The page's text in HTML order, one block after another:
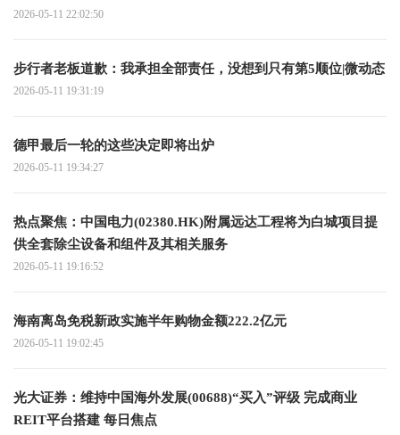
2026-05-11 22:02:50
步行者老板道歉：我承担全部责任，没想到只有第5顺位|微动态
2026-05-11 19:31:19
德甲最后一轮的这些决定即将出炉
2026-05-11 19:34:27
热点聚焦：中国电力(02380.HK)附属远达工程将为白城项目提
供全套除尘设备和组件及其相关服务
2026-05-11 19:16:52
海南离岛免税新政实施半年购物金额222.2亿元
2026-05-11 19:02:45
光大证券：维持中国海外发展(00688)“买入”评级 完成商业
REIT平台搭建 每日焦点